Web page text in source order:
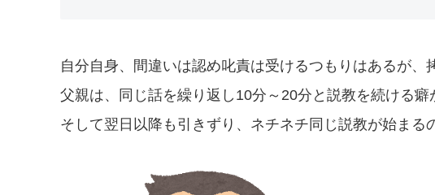
自分自身、間違いは認め叱責は受けるつもりはあるが、
父親は、同じ話を繰り返し10分～20分と説教を続ける癖
そして翌日以降も引きずり、ネチネチ同じ説教が始まる